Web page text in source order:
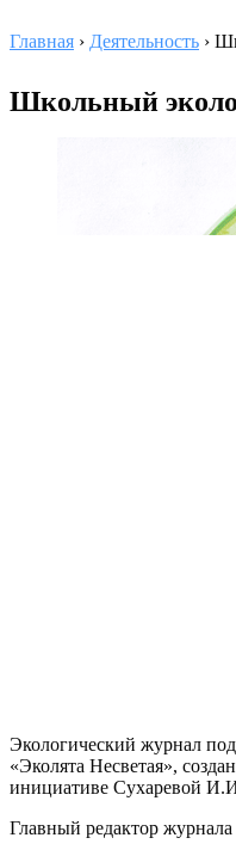
Главная › Деятельность ›
Школьный
Экологический журнал
«Эколята Несветая»,
инициативе Сухаревой
Главный редактор